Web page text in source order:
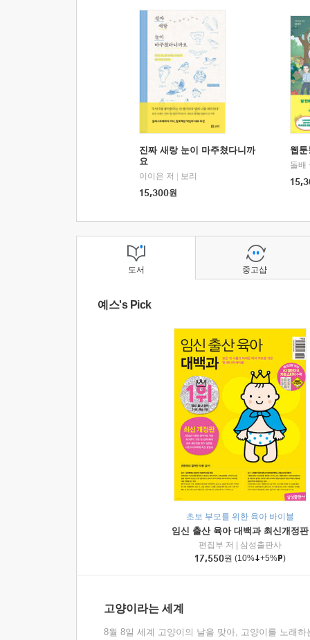
진짜 새랑 눈이 마주쳤다니까
요
이이은 저
보리
15,300원
웹
돌배
도서
예스's Pick
초보 부모를 위한 육아 바이블
임신 출산 육아 대백과 최신개정판
편집부 저
삼성출판사
17,550원 (10% +5% )
고양이라는 세계
8월 8일 세계 고양이의 날을 맞아, 고양이를 노래하
중고샵